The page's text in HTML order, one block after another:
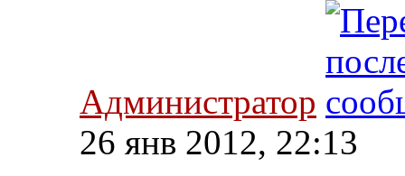
Администратор
26 янв 2012, 22:13